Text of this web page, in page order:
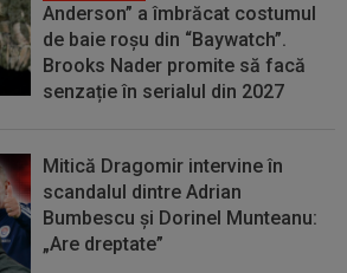
Anderson” a îmbrăcat costumul
de baie roșu din “Baywatch”.
Brooks Nader promite să facă
senzație în serialul din 2027
Mitică Dragomir intervine în
scandalul dintre Adrian
Bumbescu și Dorinel Munteanu:
„Are dreptate”